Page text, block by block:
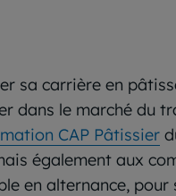
sa carrière en
dans le marché du
CAP Pâtissier
également aux
en alternance,